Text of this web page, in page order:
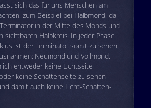
sich das für uns Menschen am
zum Beispiel bei Halbmond, da
in der Mitte des Monds und
sichtbaren Halbkreis. In jeder Phase
ist der Terminator somit zu sehen
Neumond und Vollmond.
entweder keine Lichtseite
keine Schattenseite zu sehen
damit auch keine Licht-Schatten-